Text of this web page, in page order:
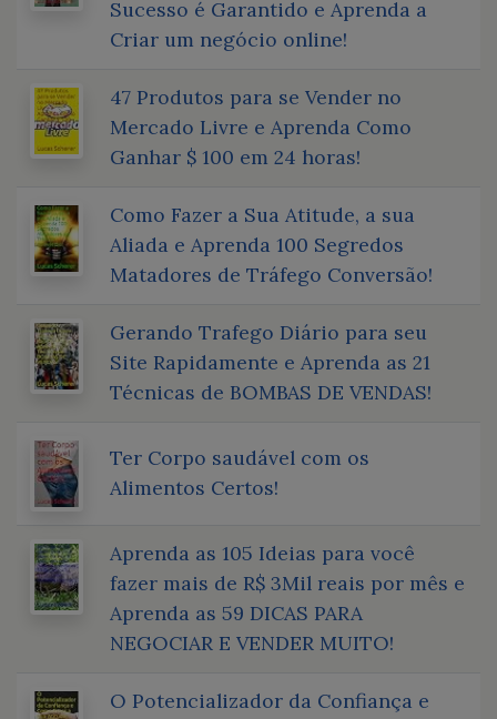
Sucesso é Garantido e Aprenda a
Criar um negócio online!
47 Produtos para se Vender no
Mercado Livre e Aprenda Como
Ganhar $ 100 em 24 horas!
Como Fazer a Sua Atitude, a sua
Aliada e Aprenda 100 Segredos
Matadores de Tráfego Conversão!
Gerando Trafego Diário para seu
Site Rapidamente e Aprenda as 21
Técnicas de BOMBAS DE VENDAS!
Ter Corpo saudável com os
Alimentos Certos!
Aprenda as 105 Ideias para você
fazer mais de R$ 3Mil reais por mês e
Aprenda as 59 DICAS PARA
NEGOCIAR E VENDER MUITO!
O Potencializador da Confiança e